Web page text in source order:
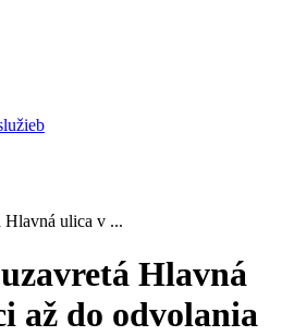
Hlavná ulica v ...
Hlavná
až do odvolania